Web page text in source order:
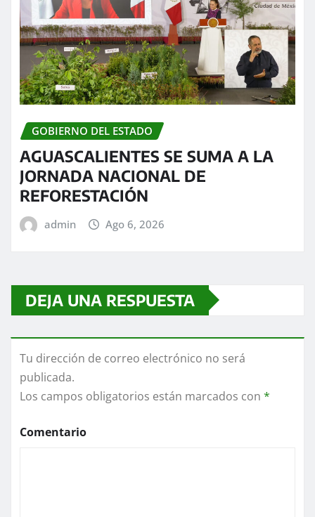
GOBIERNO DEL ESTADO
AGUASCALIENTES SE SUMA A LA
JORNADA NACIONAL DE
REFORESTACIÓN
admin Ago 6, 2026
DEJA UNA RESPUESTA
Tu dirección de correo electrónico no será
publicada.
Los campos obligatorios están marcados con *
Comentario